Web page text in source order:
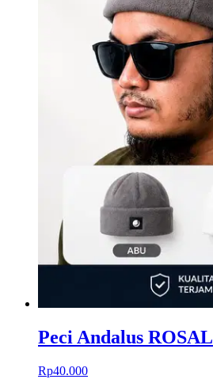
Peci Andalus ROSAL
Rp40.000